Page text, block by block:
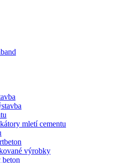
mletí cementu
výrobky
beton